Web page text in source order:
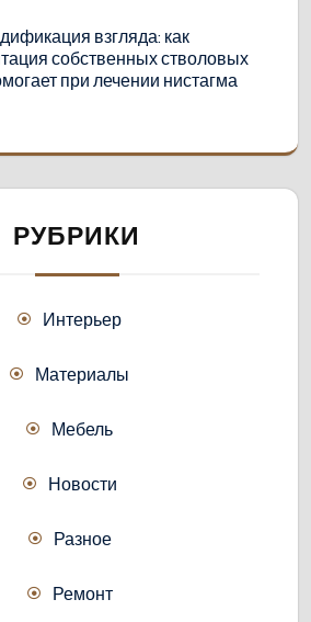
взгляда: как
собственных стволовых
при лечении нистагма
РУБРИКИ
Интерьер
Материалы
Мебель
Новости
Разное
Ремонт